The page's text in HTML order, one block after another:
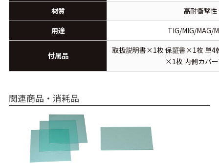
材質
高耐衝撃
用途
TIG/MIG/MAG/
付属品
取扱説明書×1枚 保証書×1枚 単4
×1枚 内側カバ
関連商品・消耗品